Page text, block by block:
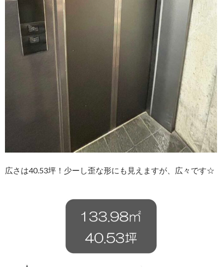
広さは40.53坪！少ーし歪な形にも見えますが、広々です☆